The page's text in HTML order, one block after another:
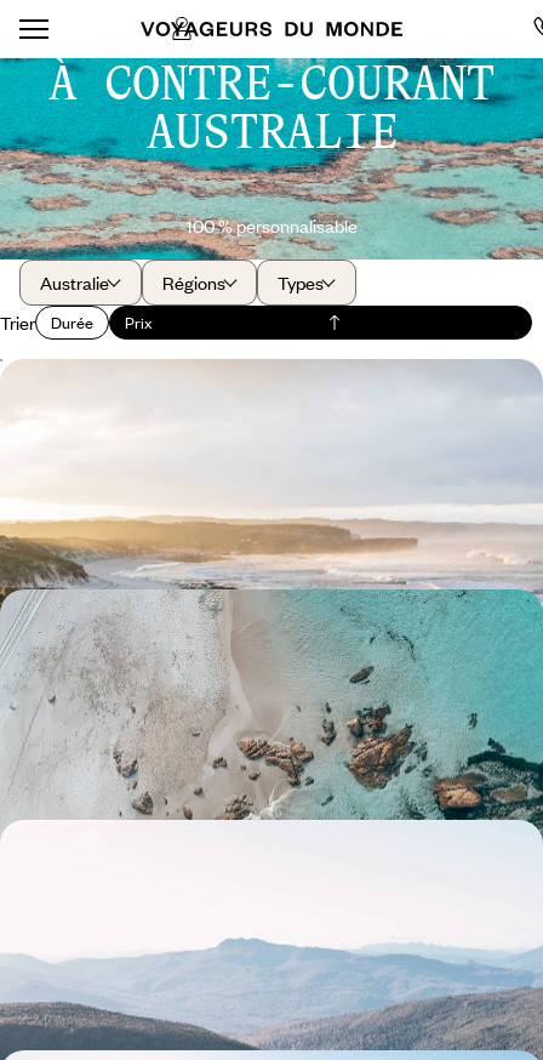
À CONTRE-COURANT
AUSTRALIE
100 % personnalisable
Australie Régions
Types
Trier
Durée Prix
18 jours, de 6600 à 8500 $ CA
Un air de (petites) vacances - Récréation familiale en
Australie-Occidentale
Ensemble mais loin des foules, profiter des petites vacances scolaires
pour expérimenter, au bout du monde, le Far West version aussie
15 jours, de 7200 à 8200 $ CA
sud de l’Australie, sur l’île-État de Tasmanie